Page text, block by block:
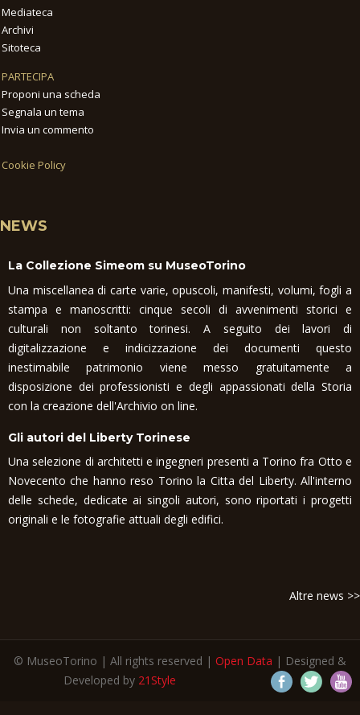
Mediateca
Archivi
Sitoteca
PARTECIPA
Proponi una scheda
Segnala un tema
Invia un commento
Cookie Policy
NEWS
La Collezione Simeom su MuseoTorino
Una miscellanea di carte varie, opuscoli, manifesti, volumi, fogli a
stampa e manoscritti: cinque secoli di avvenimenti storici e
culturali non soltanto torinesi. A seguito dei lavori di
digitalizzazione e indicizzazione dei documenti questo
inestimabile patrimonio viene messo gratuitamente a
disposizione dei professionisti e degli appassionati della Storia
con la creazione dell'Archivio on line.
Gli autori del Liberty Torinese
Una selezione di architetti e ingegneri presenti a Torino fra Otto e
Novecento che hanno reso Torino la Citta del Liberty. All'interno
delle schede, dedicate ai singoli autori, sono riportati i progetti
originali e le fotografie attuali degli edifici.
Altre news >>
© MuseoTorino | All rights reserved | Open Data | Designed &
Developed by 21Style